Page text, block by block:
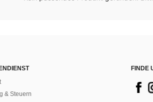
& Steuern
FINDE